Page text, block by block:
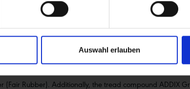
Auswahl erlauben
speed
under the tread
with a clear focus on environmental friendliness
Rubber). Additionally, the tread compound ADDIX